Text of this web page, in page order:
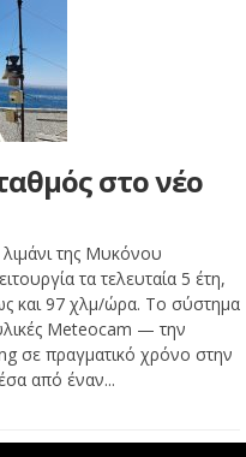
στο νέο
της Μυκόνου
τα τελευταία 5 έτη,
και 97 χλμ/ώρα. Το σύστημα
Meteocam — την
σε πραγματικό χρόνο στην
από έναν...